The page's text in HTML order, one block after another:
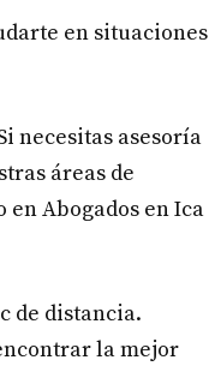
en situaciones
necesitas asesoría
áreas de
en Abogados en Ica
de distancia.
la mejor